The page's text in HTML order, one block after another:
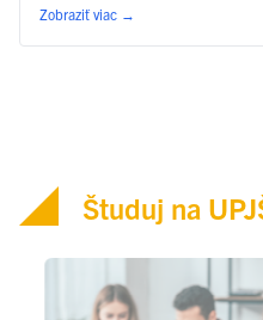
Zobraziť viac →
Študuj na